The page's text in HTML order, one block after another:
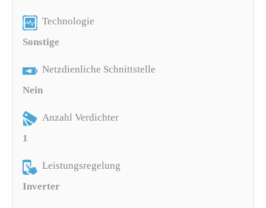
Technologie
Sonstige
Netzdienliche Schnittstelle
Nein
Anzahl Verdichter
1
Leistungsregelung
Inverter